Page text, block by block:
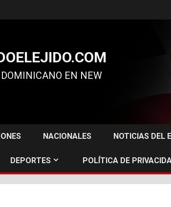
EN NEW
NACIONALES NOTICIAS DEL
DEPORTES POLÍTICA DE